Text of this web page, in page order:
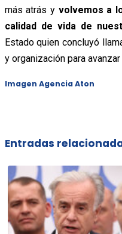
más atrás y volvemos a
calidad de vida de
Estado quien concluyó
y organización para
Imagen Agencia Aton
Entradas